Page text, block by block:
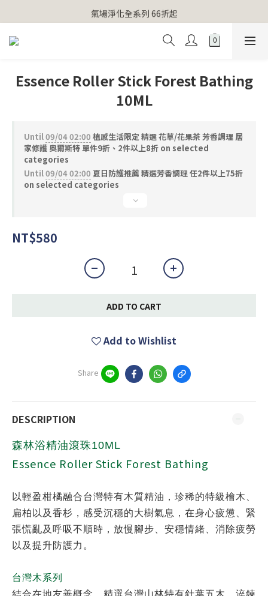
【官網獨家】首次消費 不限金額 即送 香遇熊超人行李吊牌
氣場淨化全系列 66折起
【官網獨家】首次消費 不限金額 即送 香遇熊超人行李吊牌
Essence Roller Stick Forest Bathing
10ML
Until09/04 02:00 植感生活限定 精選 花草/花果茶 芳香調理 居
家修護 奧爾斯特 單件9折、2件以上8折 on selected
categories
Until09/04 02:00 夏日防護推薦 精選芳香調理 任2件以上75折
on selected categories
NT$580
ADD TO CART
Add to Wishlist
Share
DESCRIPTION
森林浴精油滾珠10ML
Essence Roller Stick Forest Bathing
以輕盈柑橘融合台灣特有木質精油，珍稀的特級檜木、
扁柏以及香杉，感受沉穩的大樹氣息，在身心疲憊、緊
張慌亂及呼吸不順時，放慢腳步、安穩情緒、消除疲勞
以及提升防護力。
台灣木系列
結合在地友善概念，精選台灣山林特有針葉五木，淬鍊